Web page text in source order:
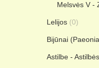
Melsvės V -
Lelijos (0)
Bijūnai
Astilbe - Astilbės